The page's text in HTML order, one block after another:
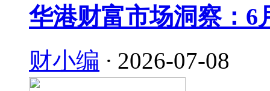
华港财富市场洞察：6
财小编 · 2026-07-08